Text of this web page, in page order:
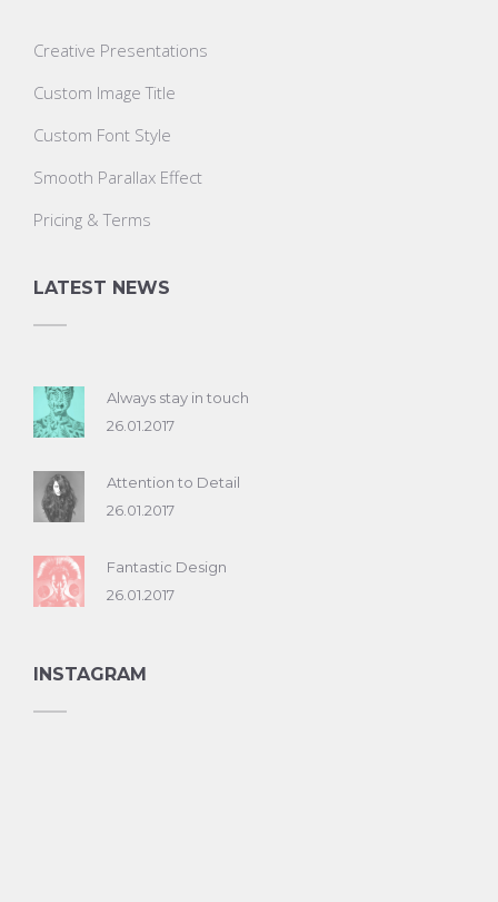
Creative Presentations
Custom Image Title
Custom Font Style
Smooth Parallax Effect
Pricing & Terms
LATEST NEWS
Always stay in touch
26.01.2017
Attention to Detail
26.01.2017
Fantastic Design
26.01.2017
INSTAGRAM